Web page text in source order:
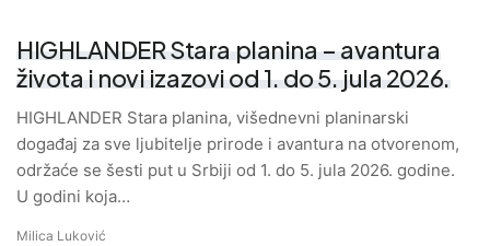
HIGHLANDER Stara planina – avantura
života i novi izazovi od 1. do 5. jula 2026.
HIGHLANDER Stara planina, višednevni planinarski
događaj za sve ljubitelje prirode i avantura na otvorenom,
održaće se šesti put u Srbiji od 1. do 5. jula 2026. godine.
U godini koja…
Milica Luković